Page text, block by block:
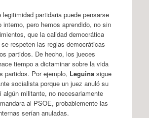
partidaria puede pensarse
interno, pero hemos aprendido, no sin
que la calidad democrática
se respeten las reglas democráticas
partidos. De hecho, los jueces
tiempo a dictaminar sobre la vida
partidos. Por ejemplo, Leguinasigue
socialista porque un juez anuló su
algún militante, no necesariamente
al PSOE, probablemente las
serían anuladas.